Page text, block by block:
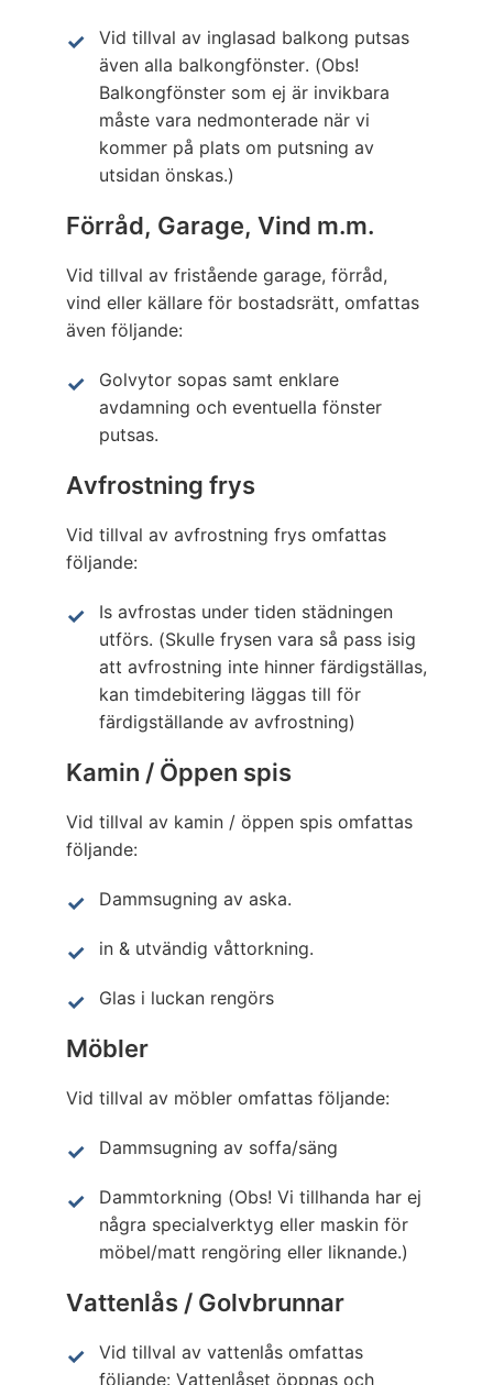
Vid tillval av inglasad balkong putsas
även alla balkongfönster. (Obs!
Balkongfönster som ej är invikbara
måste vara nedmonterade när vi
kommer på plats om putsning av
utsidan önskas.)
Förråd, Garage, Vind m.m.
Vid tillval av fristående garage, förråd,
vind eller källare för bostadsrätt, omfattas
även följande:
Golvytor sopas samt enklare
avdamning och eventuella fönster
putsas.
Avfrostning frys
Vid tillval av avfrostning frys omfattas
följande:
Is avfrostas under tiden städningen
utförs. (Skulle frysen vara så pass isig
att avfrostning inte hinner färdigställas,
kan timdebitering läggas till för
färdigställande av avfrostning)
Kamin / Öppen spis
Vid tillval av kamin / öppen spis omfattas
följande:
Dammsugning av aska.
in & utvändig våttorkning.
Glas i luckan rengörs
Möbler
Vid tillval av möbler omfattas följande:
Dammsugning av soffa/säng
Dammtorkning (Obs! Vi tillhanda har ej
några specialverktyg eller maskin för
möbel/matt rengöring eller liknande.)
Vattenlås / Golvbrunnar
Vid tillval av vattenlås omfattas
följande: Vattenlåset öppnas och